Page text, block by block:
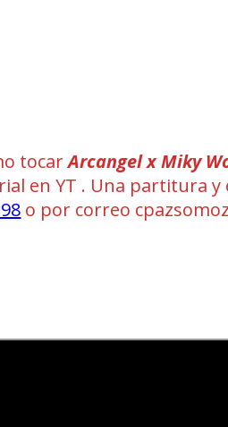
tocarArcangel x Miky
en YT . Una partitura
o por correo